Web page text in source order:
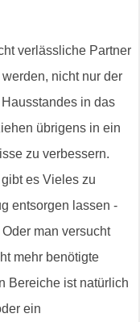
verlässliche Partner
nicht nur der
in das
übrigens in ein
zu verbessern.
es Vieles zu
entsorgen lassen -
man versucht
mehr benötigte
Bereiche ist natürlich
ein